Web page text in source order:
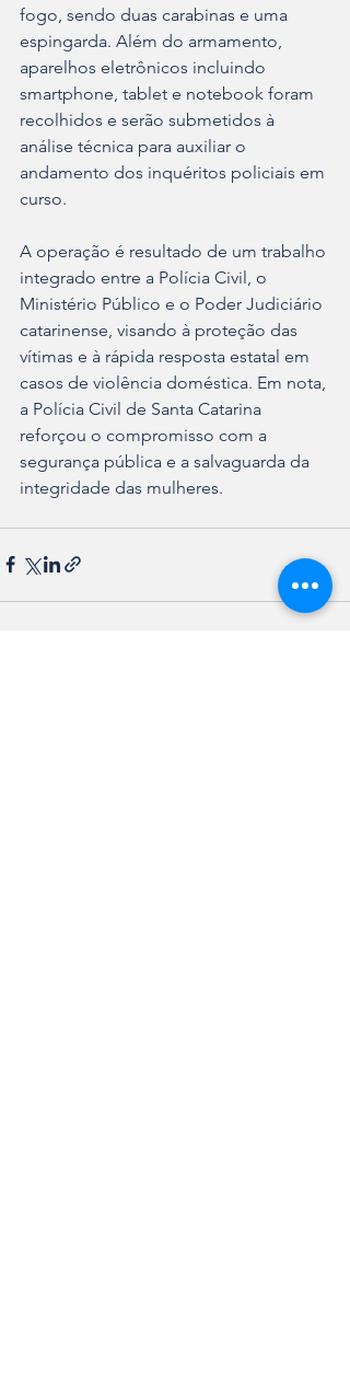
fogo, sendo duas carabinas e uma
espingarda. Além do armamento,
aparelhos eletrônicos incluindo
smartphone, tablet e notebook foram
recolhidos e serão submetidos à
análise técnica para auxiliar o
andamento dos inquéritos policiais em
curso.
A operação é resultado de um trabalho
integrado entre a Polícia Civil, o
Ministério Público e o Poder Judiciário
catarinense, visando à proteção das
vítimas e à rápida resposta estatal em
casos de violência doméstica. Em nota,
a Polícia Civil de Santa Catarina
reforçou o compromisso com a
segurança pública e a salvaguarda da
integridade das mulheres.